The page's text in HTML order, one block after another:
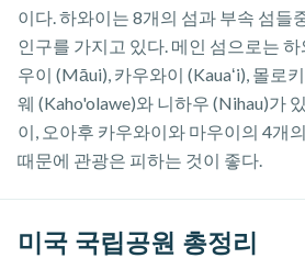
이다. 하와이는 8개의 섬과 부속 섬들
인구를 가지고 있다. 메인 섬으로는
우이 (Māui), 카우와이 (Kauaʻi), 몰로
웨 (Kaho'olawe)와 니하우 (Nihau)가
이, 오아후 카우와이와 마우이의 4개
때문에 관광은 피하는 것이 좋다.
미국 국립공원 총정리